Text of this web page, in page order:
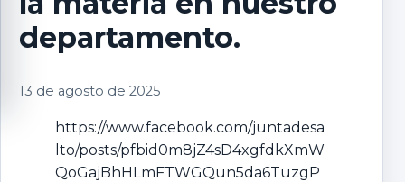
departamento.
13 de agosto de 2025
https://www.facebook.com/juntadesa
lto/posts/pfbid0m8jZ4sD4xgfdkXmW
QoGajBhHLmFTWGQun5da6TuzgP